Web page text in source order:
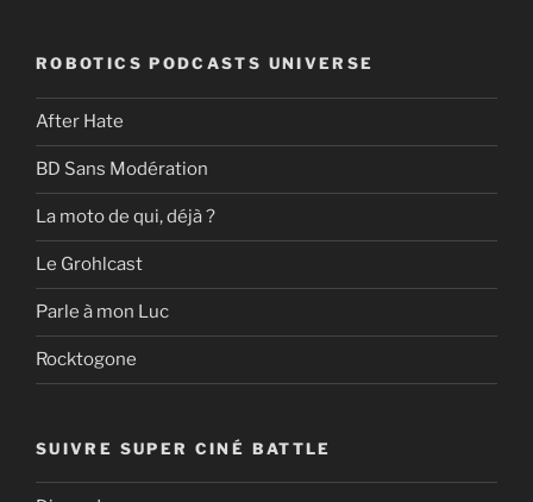
ROBOTICS PODCASTS UNIVERSE
After Hate
BD Sans Modération
La moto de qui, déjà ?
Le Grohlcast
Parle à mon Luc
Rocktogone
SUIVRE SUPER CINÉ BATTLE